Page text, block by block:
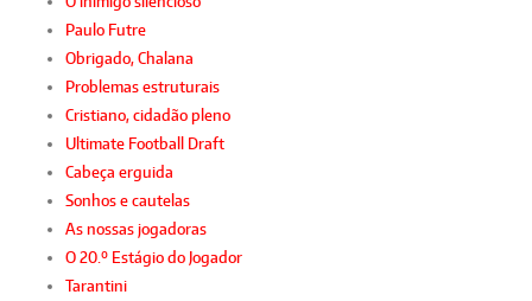
Paulo Futre
Obrigado, Chalana
Problemas estruturais
Cristiano, cidadão pleno
Ultimate Football Draft
Cabeça erguida
Sonhos e cautelas
As nossas jogadoras
O 20.º Estágio do Jogador
Tarantini